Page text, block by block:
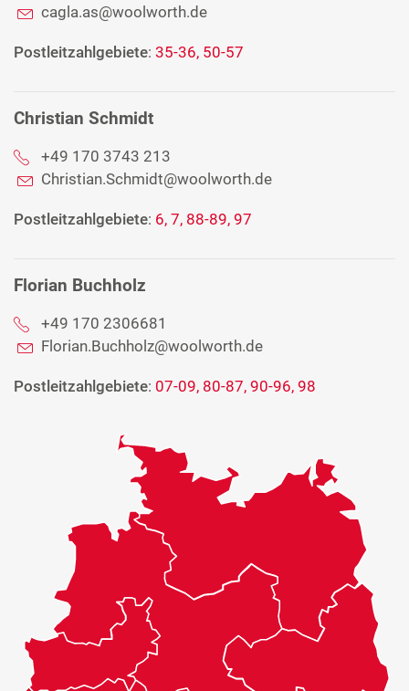
cagla.as@woolworth.de
Postleitzahlgebiete: 35-36, 50-57
Christian Schmidt
+49 170 3743 213
Christian.Schmidt@woolworth.de
Postleitzahlgebiete: 6, 7, 88-89, 97
Florian Buchholz
+49 170 2306681
Florian.Buchholz@woolworth.de
Postleitzahlgebiete: 07-09, 80-87, 90-96, 98